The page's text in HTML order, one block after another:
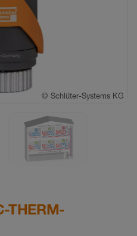
THERM-
© Schlüter-Systems KG
© Schlüter-Systems KG